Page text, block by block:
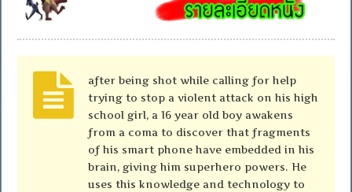
after being shot while calling for help
trying to stop a violent attack on his high
school girl, a 16 year old boy awakens
from a coma to discover that fragments
of his smart phone have embedded in his
brain, giving him superhero powers. He
uses this knowledge and technology to